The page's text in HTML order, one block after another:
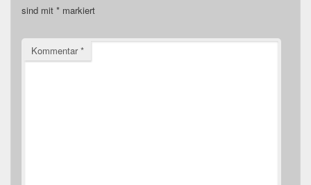
sind mit * markiert
Kommentar*